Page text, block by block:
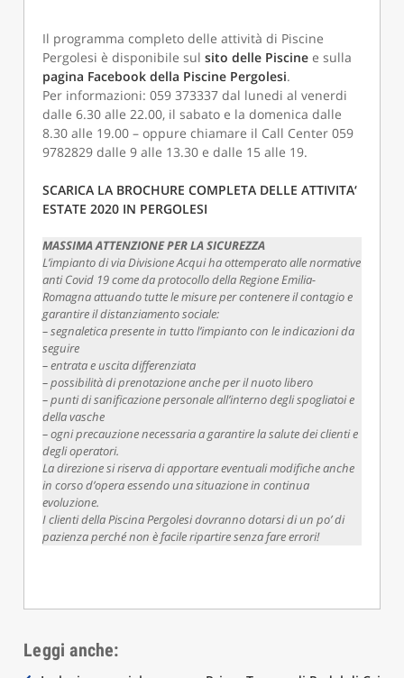
Il programma completo delle attività di Piscine
Pergolesi è disponibile sulsito delle Piscine e sulla
pagina Facebook della Piscine Pergolesi.
Per informazioni: 059 373337 dal lunedi al venerdi
dalle 6.30 alle 22.00, il sabato e la domenica dalle
8.30 alle 19.00 – oppure chiamare il Call Center 059
9782829 dalle 9 alle 13.30 e dalle 15 alle 19.
SCARICA LA BROCHURE COMPLETA DELLE ATTIVITA‘
ESTATE 2020 IN PERGOLESI
MASSIMA ATTENZIONE PER LA SICUREZZA
L’impianto di via Divisione Acqui ha ottemperato alle normative
anti Covid 19 come da protocollo della Regione Emilia-
Romagna attuando tutte le misure per contenere il contagio e
garantire il distanziamento sociale:
– segnaletica presente in tutto l’impianto con le indicazioni da
seguire
– entrata e uscita differenziata
– possibilità di prenotazione anche per il nuoto libero
– punti di sanificazione personale all’interno degli spogliatoi e
della vasche
– ogni precauzione necessaria a garantire la salute dei clienti e
degli operatori.
La direzione si riserva di apportare eventuali modifiche anche
in corso d’opera essendo una situazione in continua
evoluzione.
I clienti della Piscina Pergolesi dovranno dotarsi di un po’ di
pazienza perché non è facile ripartire senza fare errori!
Leggi anche: